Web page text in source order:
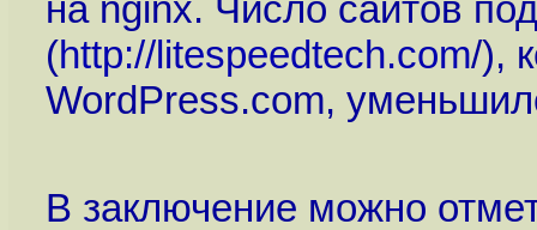
на nginx. Число сайтов
(http://litespeedtech.com/),
WordPress.com,
В заключение можно